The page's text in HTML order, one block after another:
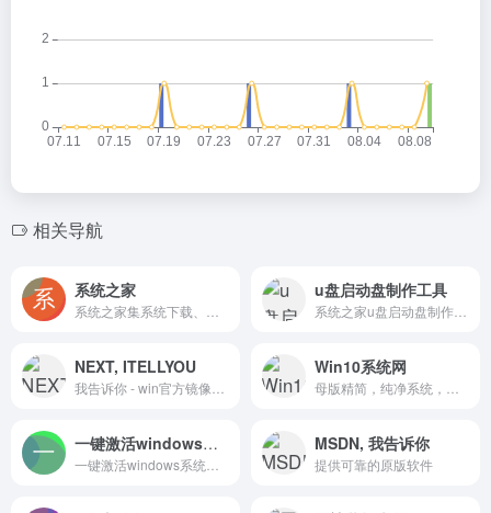
相关导航
系统之家 u盘启动盘制作工具
NEXT, ITELLYOU Win10系统网
一键激活windows系统和office软件 MSDN, 我告诉你
提供可靠的原版软件